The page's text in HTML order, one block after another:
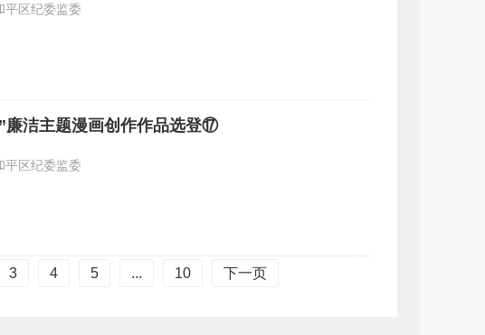
平区纪委监委
洁主题漫画创作作品选登⑰
平区纪委监委
3 4 5 ... 10 下一页